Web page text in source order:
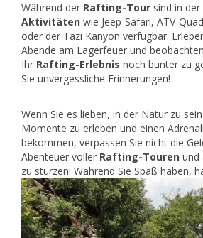
Während der Rafting-Tour sind in der
Aktivitäten wie Jeep-Safari, ATV-
oder der Tazı Kanyon verfügbar.
Abende am Lagerfeuer und
Ihr Rafting-Erlebnis noch bunter zu
Sie unvergessliche Erinnerungen!
Wenn Sie es lieben, in der Natur zu
Momente zu erleben und einen
bekommen, verpassen Sie nicht die
Abenteuer voller Rafting-Touren und
zu stürzen! Während Sie Spaß haben,